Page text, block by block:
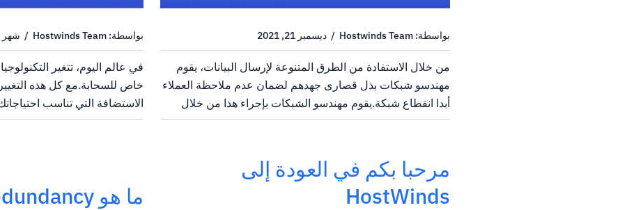
بواسطة: Hostwinds Team / ديسمبر 21, 2021
من خلال الاستفادة من الطرق المتنوعة لإرسال البيانات، يقوم
مهندسو شبكات بذل قصارى جهدهم لضمان عدم ملاحظة العملاء
أبدا انقطاع شبكة.يقوم مهندسو الشبكات بإجراء هذا من خلال
إنشاء مسارات اتصال متعددة لإنشاء اتصالات بين نقاط البيانات،
بواسطة: Hostwinds Team / شهر نوفمبر 24, 2021
في عالم اليوم، تتغير
خاص للسحابة.مع كل هذه
الاستضافة التي تناسب
لاستضافة موقع الويب الخاص
مرحبا بكم في العودة إلى
HostWinds
ما هو Network Redundancy؟